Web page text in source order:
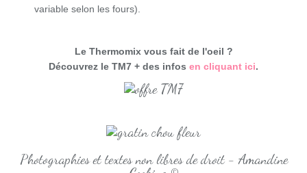
variable selon les fours).
Le Thermomix vous fait de l'oeil ?
Découvrez le TM7 + des infos en cliquant ici.
Photographies et textes non libres de droit - Amandine